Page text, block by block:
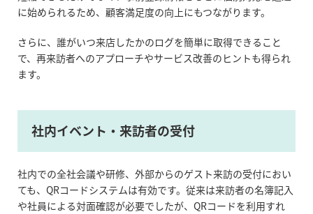
に始められるため、顧客満足度の向上にもつながります。
さらに、誰がいつ来店したかのログを簡単に取得できること
で、再来訪者へのアプローチやサービス改善のヒントも得られ
ます。
社内イベント・来訪者の受付
社内での全社会議や研修、外部からのゲスト来訪の受付におい
ても、QRコードシステムは有効です。従来は来訪者の名簿記入
や社員による対面確認が必要でしたが、QRコードを利用すれ